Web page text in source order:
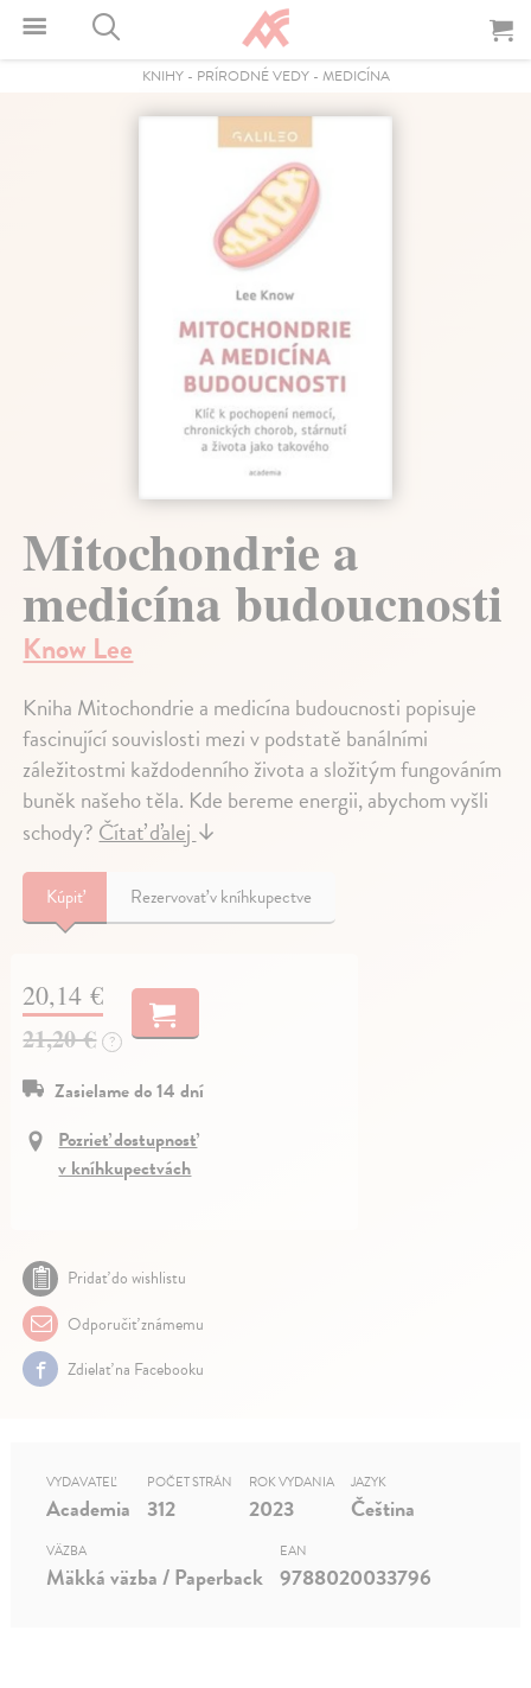
KNIHY- PRÍRODNÉ VEDY- MEDICÍNA
Mitochondrie a
medicína budoucnosti
Know Lee
Kniha Mitochondrie a medicína budoucnosti popisuje
fascinující souvislosti mezi v podstatě banálními
záležitostmi každodenního života a složitým fungováním
buněk našeho těla. Kde bereme energii, abychom vyšli
schody?Čítať ďalej↓
Kúpiť Rezervovať v kníhkupectve
20,14 €
21,20 €
?
Zasielame do 14 dní
Pozrieť dostupnosť
v kníhkupectvách
Pridať do wishlistu
Odporučiť známemu
Zdielať na Facebooku
VYDAVATEĽ
Academia
POČET STRÁN
312
ROK VYDANIA
2023
JAZYK
Čeština
VÄZBA
Mäkká väzba / Paperback
EAN
9788020033796